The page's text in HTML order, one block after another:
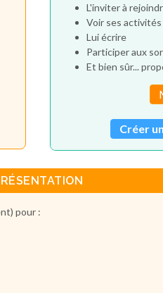
L'inviter à
Voir ses
Lui écrire
Participer aux
Et bien sûr...
Créer
pour :